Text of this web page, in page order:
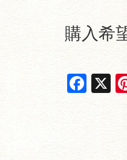
購入希
F
X